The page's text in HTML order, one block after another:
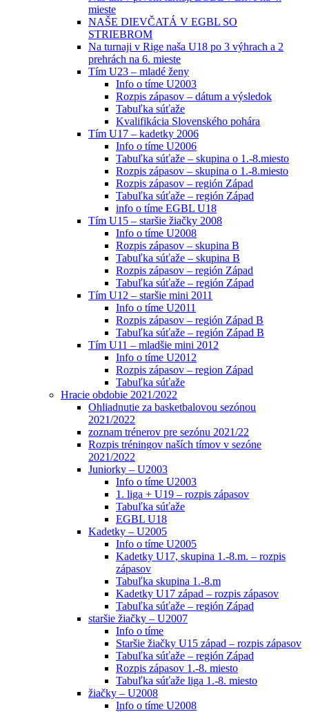
mieste
NAŠE DIEVČATÁ V EGBL SO
STRIEBROM
Na turnaji v Rige naša U18 po 3 výhrach a 2
prehrách na 6. mieste
Tím U23 – mladé ženy
Info o tíme U2003
Rozpis zápasov – dátum a výsledok
Tabuľka súťaže
Kvalifikácia Slovenského pohára
Tím U17 – kadetky 2006
Info o tíme U2006
Tabuľka súťaže – skupina o 1.-8.miesto
Rozpis zápasov – skupina o 1.-8.miesto
Rozpis zápasov – región Západ
Tabuľka súťaže – región Západ
info o tíme EGBL U18
Tím U15 – staršie žiačky 2008
Info o tíme U2008
Rozpis zápasov – skupina B
Tabuľka súťaže – skupina B
Rozpis zápasov – región Západ
Tabuľka súťaže – región Západ
Tím U12 – staršie mini 2011
Info o tíme U2011
Rozpis zápasov – región Západ B
Tabuľka súťaže – región Západ B
Tím U11 – mladšie mini 2012
Info o tíme U2012
Rozpis zápasov – region Západ
Tabuľka súťaže
Hracie obdobie 2021/2022
Ohliadnutie za basketbalovou sezónou
2021/2022
zoznam trénerov pre sezónu 2021/22
Rozpis tréningov naších tímov v sezóne
2021/2022
Juniorky – U2003
Info o tíme U2003
1. liga + U19 – rozpis zápasov
Tabuľka súťaže
EGBL U18
Kadetky – U2005
Info o tíme U2005
Kadetky U17, skupina 1.-8.m. – rozpis
zápasov
Tabuľka skupina 1.-8.m
Kadetky U17 západ – rozpis zápasov
Tabuľka súťaže – región Západ
staršie žiačky – U2007
Info o tíme
Staršie žiačky U15 západ – rozpis zápasov
Tabuľka súťaže – región Západ
Rozpis zápasov 1.-8. miesto
Tabuľka súťaže liga 1.-8. miesto
žiačky – U2008
Info o tíme U2008